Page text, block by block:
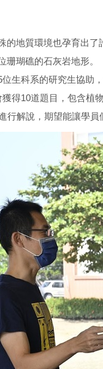
的地質環境也孕育出
瑚礁的石灰岩地形。
生科系的研究生協助
得10道題目，包含
解說，期望能讓學員